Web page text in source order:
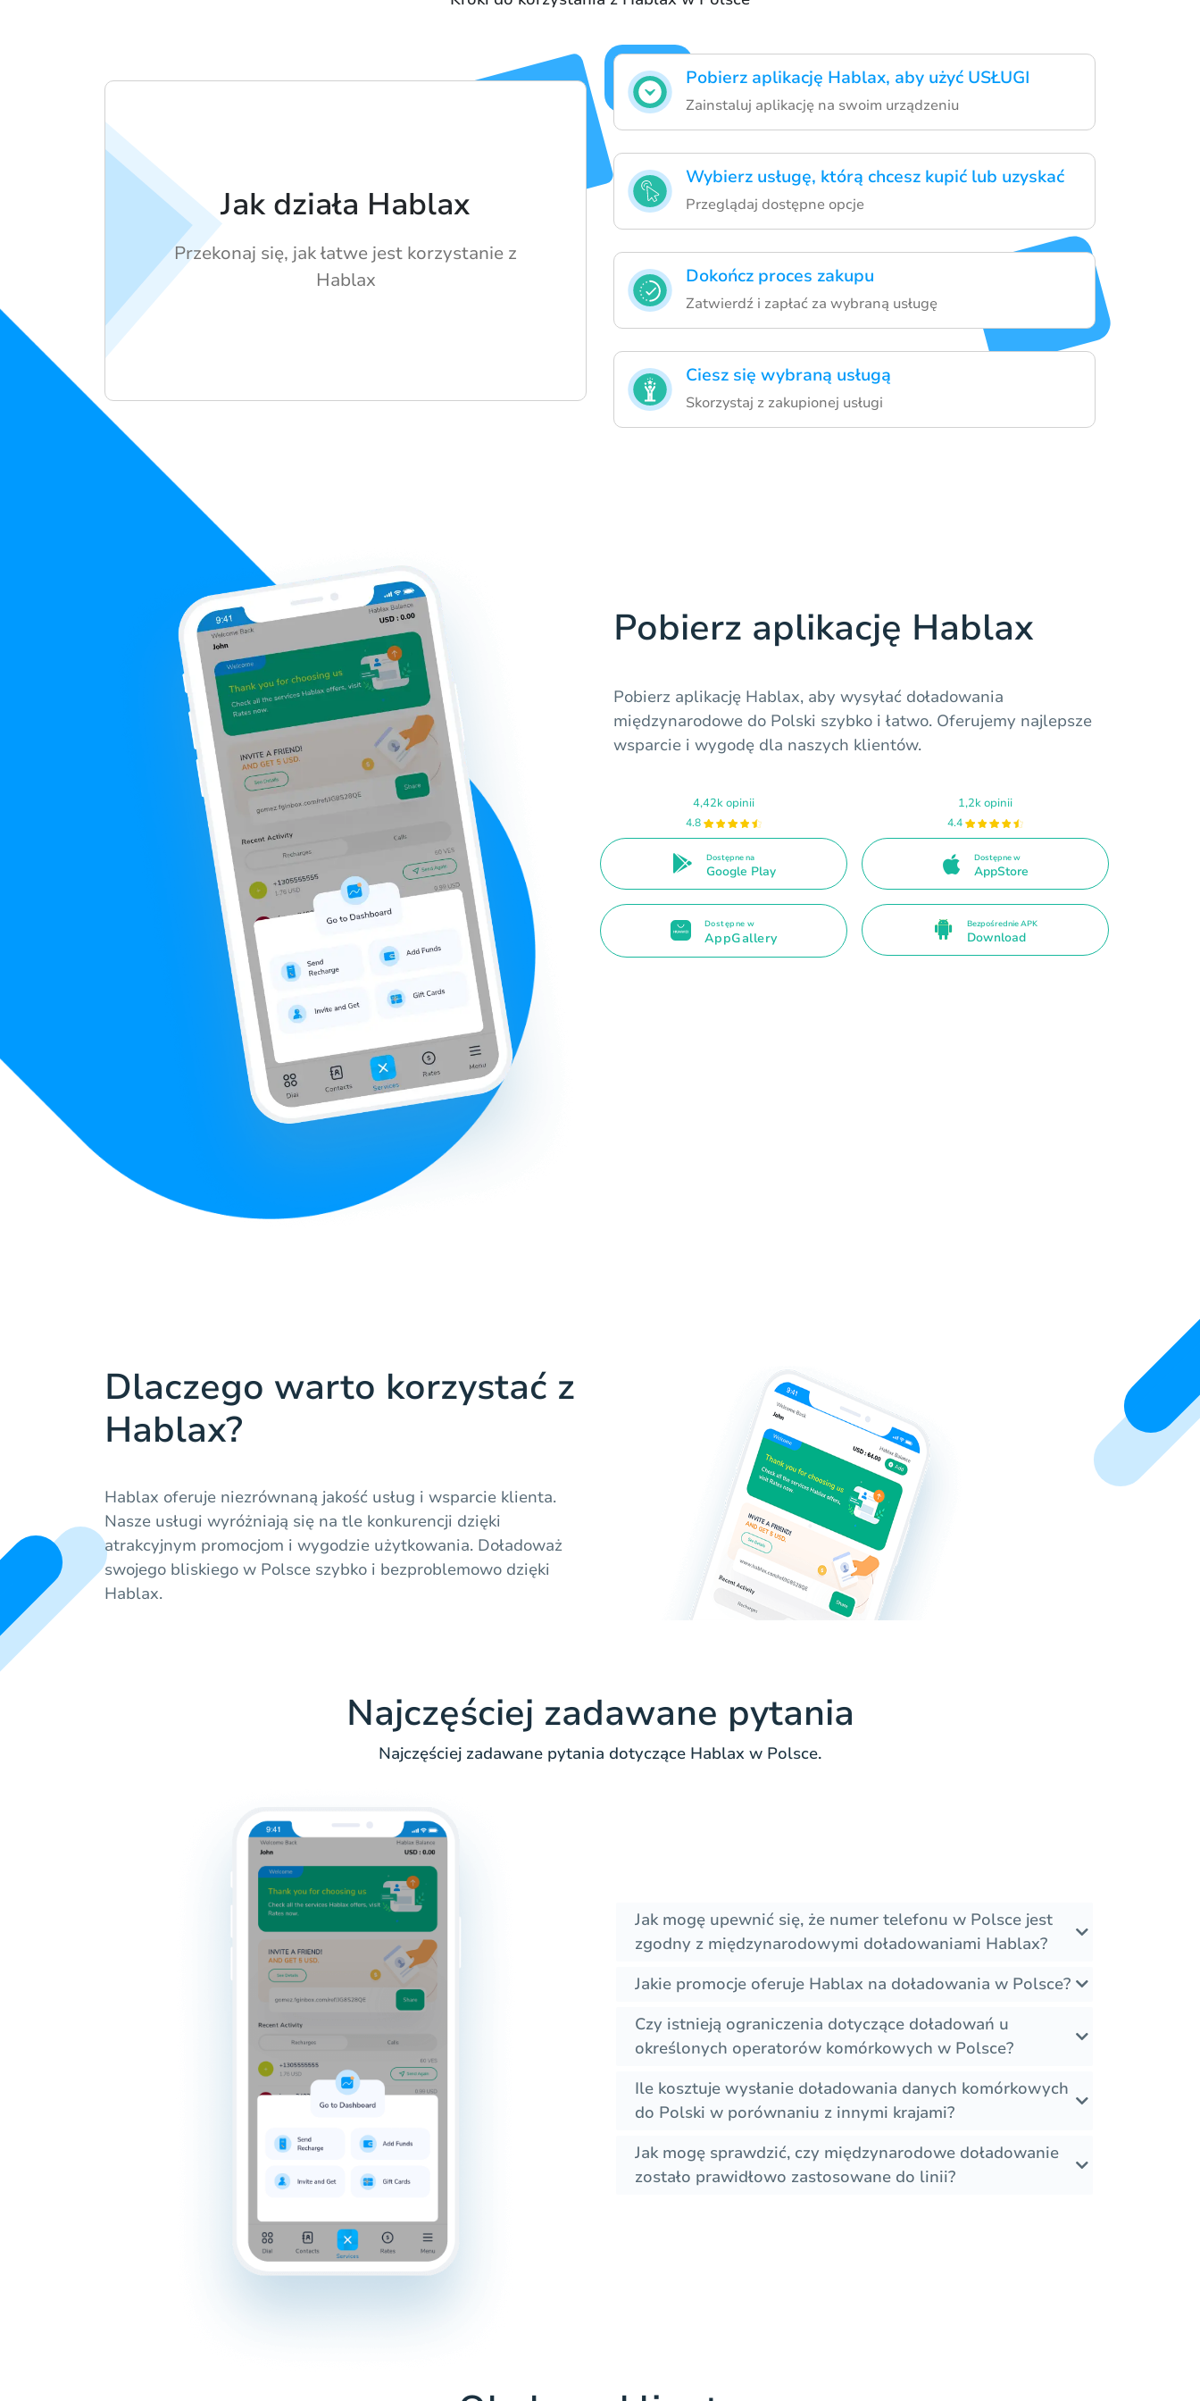
Pobierz aplikację Hablax, aby użyć USŁUGI
Zainstaluj aplikację na swoim urządzeniu
Wybierz usługę, którą chcesz kupić lub uzyskać
Przeglądaj dostępne opcje
Dokończ proces zakupu
Zatwierdź i zapłać za wybraną usługę
Ciesz się wybraną usługą
Skorzystaj z zakupionej usługi
Jak działa Hablax
Przekonaj się, jak łatwe jest korzystanie z
Hablax
Pobierz aplikację Hablax
Pobierz aplikację Hablax, aby wysyłać doładowania
międzynarodowe do Polski szybko i łatwo. Oferujemy najlepsze
wsparcie i wygodę dla naszych klientów.
4,42k opinii
4.8
Dostępne na
Google Play
1,2k opinii
4.4
Dostępne w
AppStore
Dostępne w
AppGallery
Bezpośrednie APK
Download
Dlaczego warto korzystać z
Hablax?
Hablax oferuje niezrównaną jakość usług i wsparcie klienta.
Nasze usługi wyróżniają się na tle konkurencji dzięki
atrakcyjnym promocjom i wygodzie użytkowania. Doładoważ
swojego bliskiego w Polsce szybko i bezproblemowo dzięki
Hablax.
Najczęściej zadawane pytania
Najczęściej zadawane pytania dotyczące Hablax w Polsce.
Jak mogę upewnić się, że numer telefonu w Polsce jest
zgodny z międzynarodowymi doładowaniami Hablax?
Jakie promocje oferuje Hablax na doładowania w Polsce?
Czy istnieją ograniczenia dotyczące doładowań u
określonych operatorów komórkowych w Polsce?
Ile kosztuje wysłanie doładowania danych komórkowych
do Polski w porównaniu z innymi krajami?
Jak mogę sprawdzić, czy międzynarodowe doładowanie
zostało prawidłowo zastosowane do linii?